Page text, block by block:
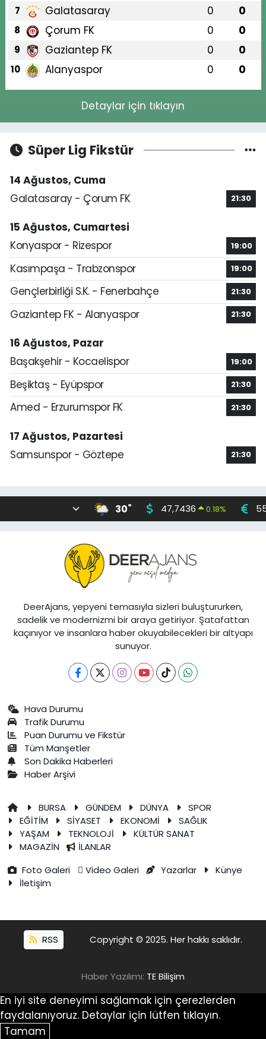
7 Galatasaray 0 0
8 Çorum FK 0 0
9 Gaziantep FK 0 0
10 Alanyaspor 0 0
Detaylar için tıklayın
Süper Lig Fikstür
14 Ağustos, Cuma
Galatasaray - Çorum FK
21:30
15 Ağustos, Cumartesi
Konyaspor - Rizespor
19:00
Kasımpaşa - Trabzonspor 19:00
Gençlerbirliği S.K. - Fenerbahçe 21:30
Gaziantep FK - Alanyaspor 21:30
16 Ağustos, Pazar
Başakşehir - Kocaelispor
19:00
Beşiktaş - Eyüpspor 21:30
Amed - Erzurumspor FK 21:30
17 Ağustos, Pazartesi
Samsunspor - Göztepe
21:30
30° 47,7436 0.18%
DeerAjans, yepyeni temasıyla sizleri buluştururken,
sadelik ve modernizmi bir araya getiriyor. Şatafattan
kaçınıyor ve insanlara haber okuyabilecekleri bir altyapı
sunuyor.
Hava Durumu
Trafik Durumu
Puan Durumu ve Fikstür
Tüm Manşetler
Son Dakika Haberleri
Haber Arşivi
BURSA GÜNDEM DÜNYA
SPOR
EĞİTİM
SİYASET EKONOMİ
SAĞLIK
YAŞAM
TEKNOLOJİ
KÜLTÜR SANAT
MAGAZİN
İLANLAR
Foto Galeri
Video Galeri Yazarlar
Künye
İletişim
RSS Copyright © 2025. Her hakkı saklıdır.
Haber Yazılımı: TE Bilişim
En iyi site deneyimi sağlamak için çerezlerden
faydalanıyoruz. Detaylar için lütfen tıklayın.
Tamam